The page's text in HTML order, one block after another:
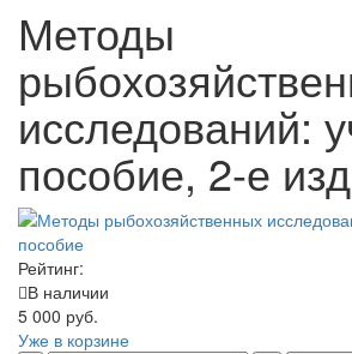
Методы
исследований:
пособие, 2-е
Рейтинг:
В наличии
5 000 руб.
Уже в корзине